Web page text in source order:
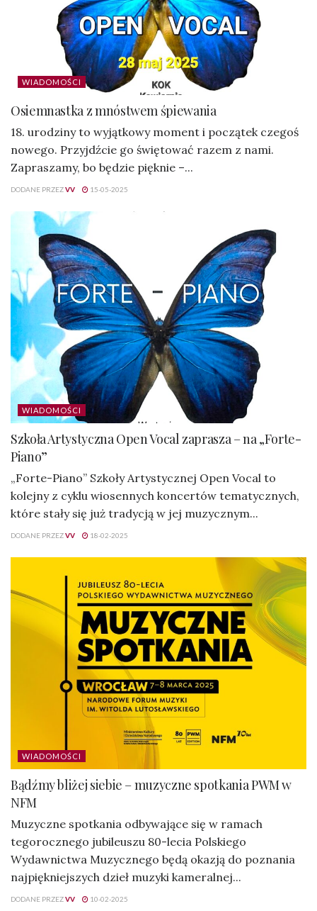
WIADOMOŚCI
Osiemnastka z mnóstwem śpiewania
18. urodziny to wyjątkowy moment i początek czegoś
nowego. Przyjdźcie go świętować razem z nami.
Zapraszamy, bo będzie pięknie –...
DODANE PRZEZVV 15-05-2025
WIADOMOŚCI
Szkoła Artystyczna Open Vocal zaprasza – na „Forte-
Piano”
„Forte-Piano” Szkoły Artystycznej Open Vocal to
kolejny z cyklu wiosennych koncertów tematycznych,
które stały się już tradycją w jej muzycznym...
DODANE PRZEZVV 18-02-2025
WIADOMOŚCI
Bądźmy bliżej siebie – muzyczne spotkania PWM w
NFM
Muzyczne spotkania odbywające się w ramach
tegorocznego jubileuszu 80-lecia Polskiego
Wydawnictwa Muzycznego będą okazją do poznania
najpiękniejszych dzieł muzyki kameralnej...
DODANE PRZEZVV 10-02-2025